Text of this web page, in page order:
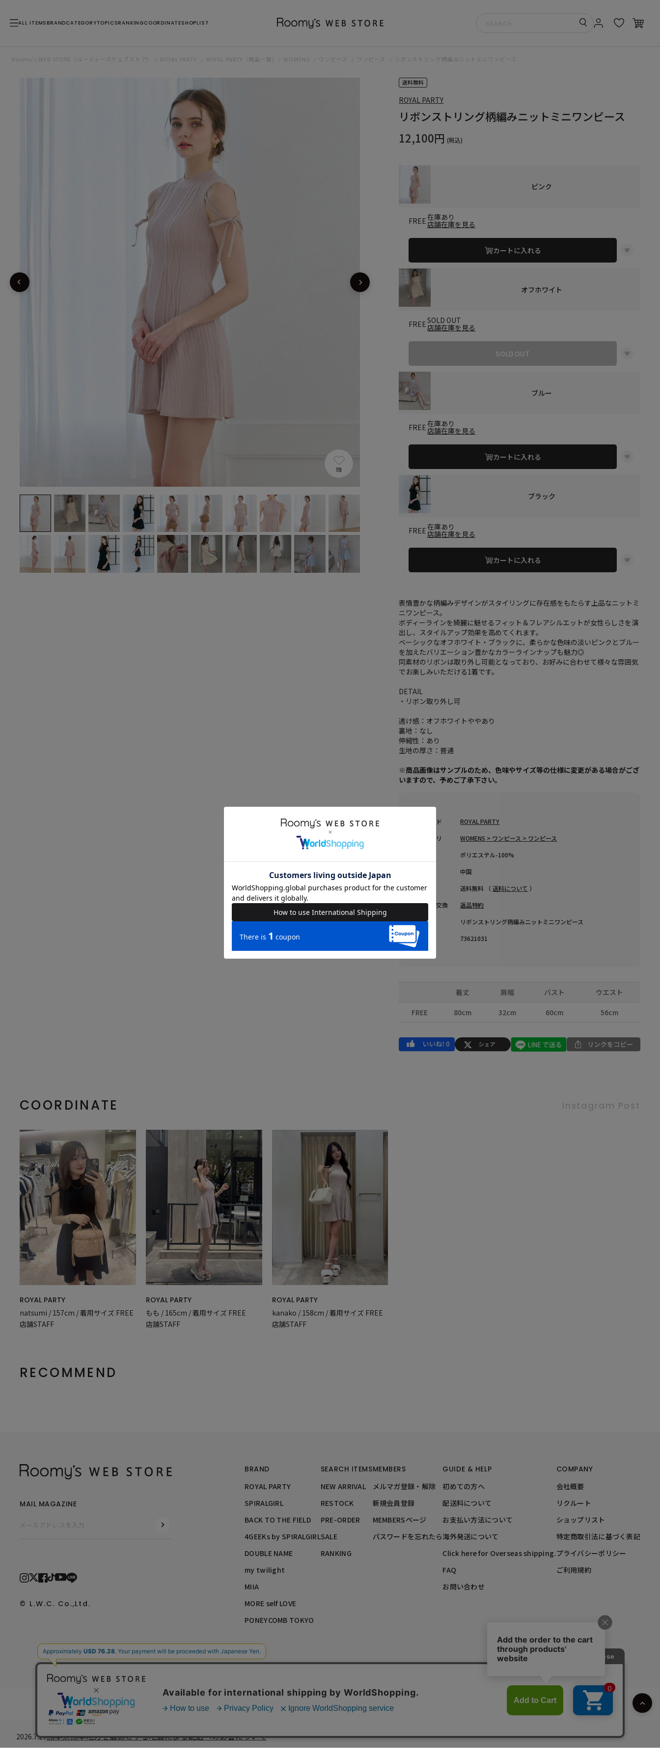
ALL ITEMS BRANDCATEGORYTOPICSRANKINGCOORDINATESHOPLIST
2026.7.29熊本県熊本地方を震源とする地震による配送への影響について
Roomy’s WEB STORE（ルーミィーズウェブストア） ROYAL PARTY ROYAL PARTY（商品一覧) WOMENS ワンピース ワンピース リボンストリング柄編みニットミニワンピース
19
送料無料
ROYAL PARTY
リボンストリング柄編みニットミニワンピース
12,100円 (税込)
ピンク
FREE在庫あり
店舗在庫を見る
カートに入れる
オフホワイト
FREESOLD OUT
店舗在庫を見る
SOLD OUT
ブルー
FREE在庫あり
店舗在庫を見る
カートに入れる
ブラック
FREE在庫あり
店舗在庫を見る
カートに入れる
表情豊かな柄編みデザインがスタイリングに存在感をもたらす上品なニットミ
ニワンピース。
ボディーラインを綺麗に魅せるフィット＆フレアシルエットが女性らしさを演
出し、スタイルアップ効果を高めてくれます。
ベーシックなオフホワイト・ブラックに、柔らかな色味の淡いピンクとブルー
を加えたバリエーション豊かなカラーラインナップも魅力◎
同素材のリボンは取り外し可能となっており、お好みに合わせて様々な雰囲気
でお楽しみいただける1着です。
DETAIL
・リボン取り外し可
透け感：オフホワイトややあり
裏地：なし
伸縮性：あり
生地の厚さ：普通
※商品画像はサンプルのため、色味やサイズ等の仕様に変更がある場合がござ
いますので、予めご了承下さい。
ブランド
ROYAL PARTY
カテゴリ
WOMENS > ワンピース > ワンピース
ポリエステル-100%
中国
送料
送料無料 （送料について ）
返品・交換
返品特約
品名
リボンストリング柄編みニットミニワンピース
品番
73621031
着丈 肩幅 バスト ウエスト
FREE 80cm 32cm 60cm 56cm
COORDINATE Instagram Post
ROYAL PARTY
natsumi / 157cm / 着用サイズ FREE
店舗STAFF
ROYAL PARTY
もも / 165cm / 着用サイズ FREE
店舗STAFF
ROYAL PARTY
kanako / 158cm / 着用サイズ FREE
店舗STAFF
RECOMMEND
BRAND
ROYAL PARTY
SPIRALGIRL
BACK TO THE FIELD
4GEEKs by SPIRALGIRL
DOUBLE NAME
my twilight
MIIA
MORE self LOVE
PONEYCOMB TOKYO
SEARCH ITEMS
NEW ARRIVAL
RESTOCK
PRE-ORDER
SALE
RANKING
MEMBERS
メルマガ登録・解除
新規会員登録
MEMBERSページ
パスワードを忘れたら
GUIDE & HELP
初めての方へ
配送料について
お支払い方法について
海外発送について
Click here for Overseas shipping.
FAQ
お問い合わせ
COMPANY
会社概要
リクルート
ショップリスト
特定商取引法に基づく表記
プライバシーポリシー
ご利用規約
MAIL MAGAZINE
© L.W.C. Co.,Ltd.